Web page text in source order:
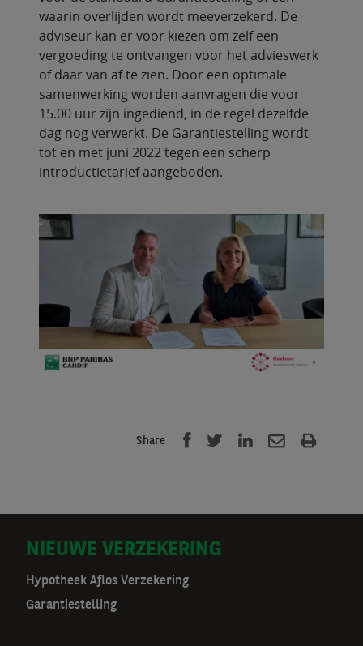
waarin overlijden wordt meeverzekerd. De
adviseur kan er voor kiezen om zelf een
vergoeding te ontvangen voor het advieswerk
of daar van af te zien. Door een optimale
samenwerking worden aanvragen die voor
15.00 uur zijn ingediend, in de regel dezelfde
dag nog verwerkt. De Garantiestelling wordt
tot en met juni 2022 tegen een scherp
introductietarief aangeboden.
Share
D
o
NIEUWE VERZEKERING
Hypotheek Aflos Verzekering
Garantiestelling